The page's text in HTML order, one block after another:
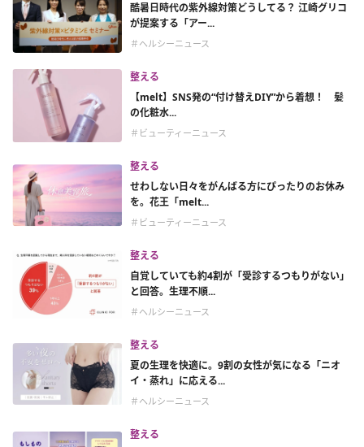
酷暑日時代の紫外線対策どうしてる？ 江崎グリコ
が提案する「アー...
＃ヘルシーニュース
整える
【melt】SNS発の“付け替えDIY”から着想！ 髪
の化粧水...
＃ビューティーニュース
整える
せわしない日々をがんばる方にぴったりのお休み
を。花王「melt...
＃ビューティーニュース
整える
自覚していても約4割が「受診するつもりがない」
と回答。生理不順...
＃ヘルシーニュース
整える
夏の生理を快適に。9割の女性が気になる「ニオ
イ・蒸れ」に応える...
＃ヘルシーニュース
整える